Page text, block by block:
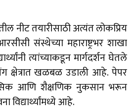
नीट तयारीसाठी अत्यंत लोकप्रिय
संस्थेच्या महाराष्ट्रभर शाखा
त्यांच्याकडून मार्गदर्शन घेतले
क्षेत्रात खळबळ उडाली आहे. पेपर
आणि शैक्षणिक नुकसान भरून
विद्यार्थ्यांमध्ये आहे.